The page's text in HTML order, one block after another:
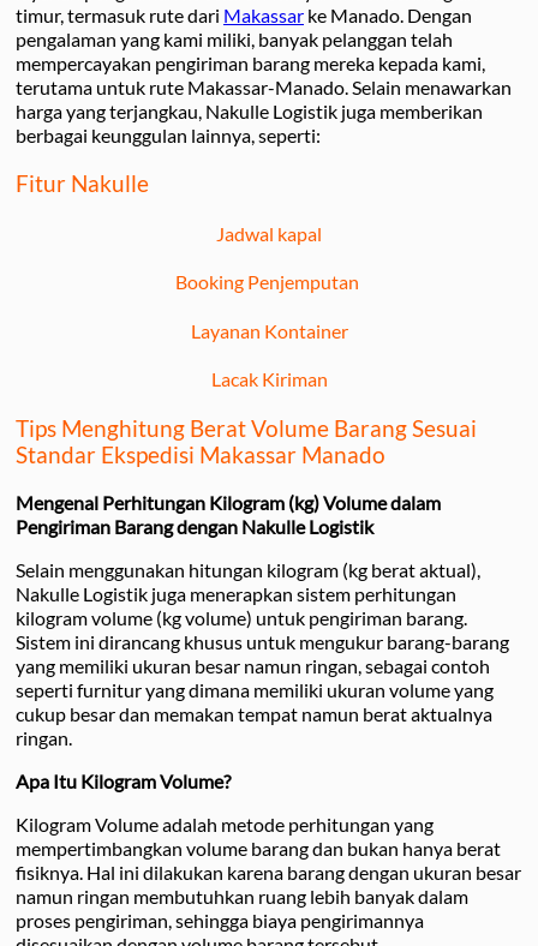
timur, termasuk rute dari Makassar ke Manado. Dengan
pengalaman yang kami miliki, banyak pelanggan telah
mempercayakan pengiriman barang mereka kepada kami,
terutama untuk rute Makassar-Manado. Selain menawarkan
harga yang terjangkau, Nakulle Logistik juga memberikan
berbagai keunggulan lainnya, seperti:
Fitur Nakulle
Jadwal kapal
Booking Penjemputan
Layanan Kontainer
Lacak Kiriman
Tips Menghitung Berat Volume Barang Sesuai
Standar Ekspedisi Makassar Manado
Mengenal Perhitungan Kilogram (kg) Volume dalam
Pengiriman Barang dengan Nakulle Logistik
Selain menggunakan hitungan kilogram (kg berat aktual),
Nakulle Logistik juga menerapkan sistem perhitungan
kilogram volume (kg volume) untuk pengiriman barang.
Sistem ini dirancang khusus untuk mengukur barang-barang
yang memiliki ukuran besar namun ringan, sebagai contoh
seperti furnitur yang dimana memiliki ukuran volume yang
cukup besar dan memakan tempat namun berat aktualnya
ringan.
Apa Itu Kilogram Volume?
Kilogram Volume adalah metode perhitungan yang
mempertimbangkan volume barang dan bukan hanya berat
fisiknya. Hal ini dilakukan karena barang dengan ukuran besar
namun ringan membutuhkan ruang lebih banyak dalam
proses pengiriman, sehingga biaya pengirimannya